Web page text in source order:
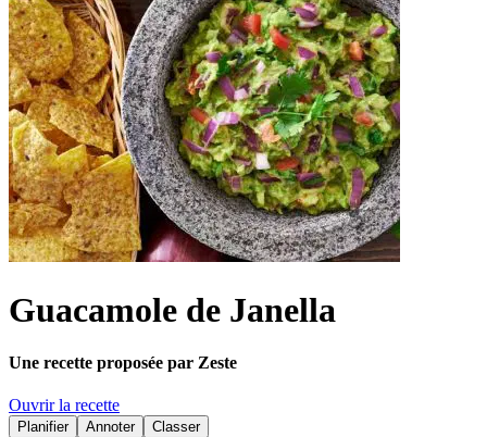
Guacamole de Janella
Une recette proposée par Zeste
Ouvrir la recette
Planifier Annoter
Classer